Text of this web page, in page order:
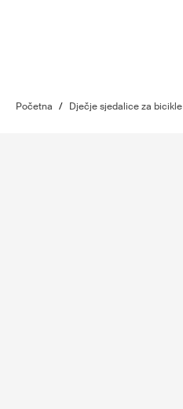
Početna / Dječje sjedalice za bicikle